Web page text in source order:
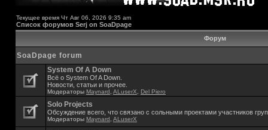
Текущее время Чт Авг 06, 2026 9:35 am
Список форумов Serj on SoaDpage
Форум
SoaDpage forum
System Of A Down
Всё о System Of A Down.
Новости, статьи и прочее.
Модераторы Maynard ALuserX Del Piero
Solo Projects
Обсуждение всего, что связано с сольными проектами участников
Модераторы Maynard ALuserX